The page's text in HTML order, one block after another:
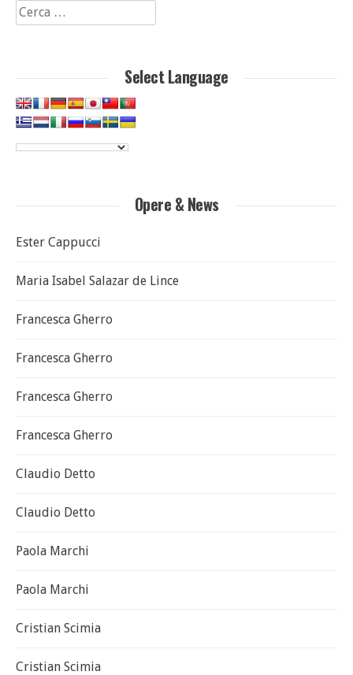
Ricerca
per:
Select Language
Opere & News
Ester Cappucci
Maria Isabel Salazar de Lince
Francesca Gherro
Francesca Gherro
Francesca Gherro
Francesca Gherro
Claudio Detto
Claudio Detto
Paola Marchi
Paola Marchi
Cristian Scimia
Cristian Scimia